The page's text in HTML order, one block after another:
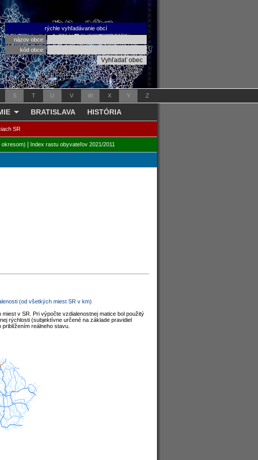
rýchle vyhľadávanie obcí
názov obce:
kód obce:
S T U V W X Y Z
BRATISLAVA HISTÓRIA
SR
Index rastu obyvateľov 2021/2011
(od všetkých miest SR v km)
v SR. Pri výpočte vzdialenostnej matice bol použitý
rýchlosti (subjektívne určené na základe pravidiel
reálneho stavu.